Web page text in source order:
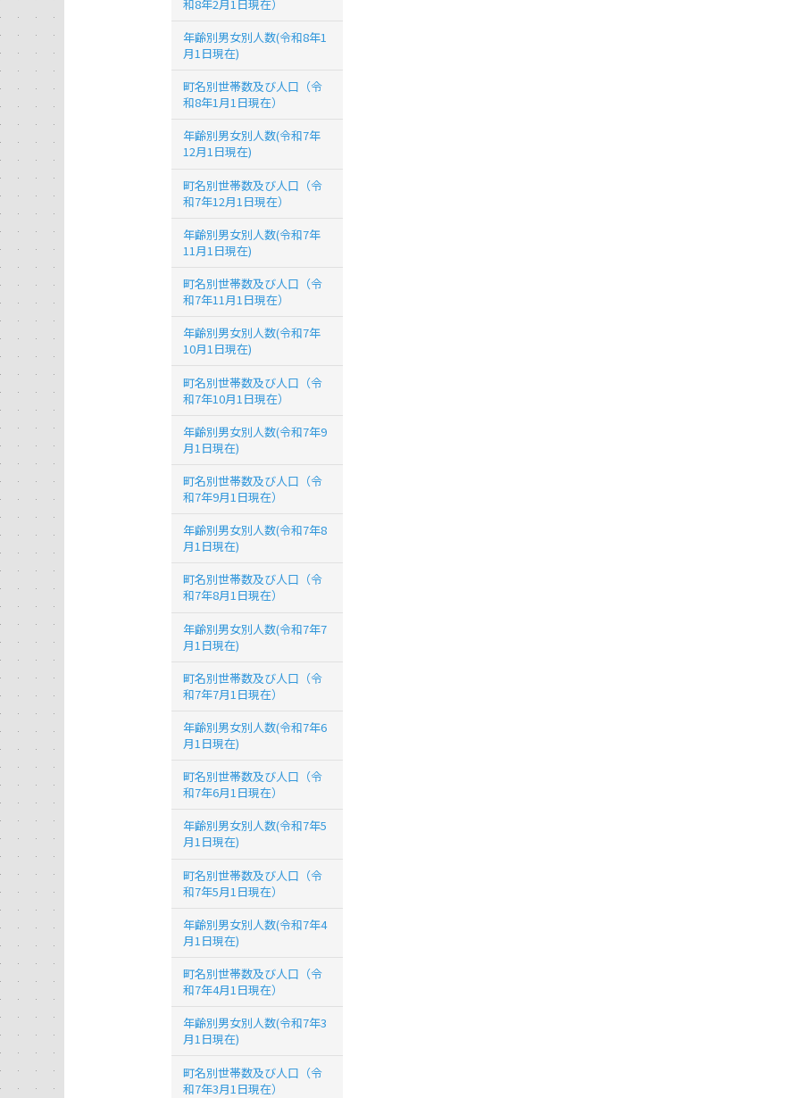
和8年2月1日現在）
年齢別男女別人数(令和8年1
月1日現在)
町名別世帯数及び人口（令
和8年1月1日現在）
年齢別男女別人数(令和7年
12月1日現在)
町名別世帯数及び人口（令
和7年12月1日現在）
年齢別男女別人数(令和7年
11月1日現在)
町名別世帯数及び人口（令
和7年11月1日現在）
年齢別男女別人数(令和7年
10月1日現在)
町名別世帯数及び人口（令
和7年10月1日現在）
年齢別男女別人数(令和7年9
月1日現在)
町名別世帯数及び人口（令
和7年9月1日現在）
年齢別男女別人数(令和7年8
月1日現在)
町名別世帯数及び人口（令
和7年8月1日現在）
年齢別男女別人数(令和7年7
月1日現在)
町名別世帯数及び人口（令
和7年7月1日現在）
年齢別男女別人数(令和7年6
月1日現在)
町名別世帯数及び人口（令
和7年6月1日現在）
年齢別男女別人数(令和7年5
月1日現在)
町名別世帯数及び人口（令
和7年5月1日現在）
年齢別男女別人数(令和7年4
月1日現在)
町名別世帯数及び人口（令
和7年4月1日現在）
年齢別男女別人数(令和7年3
月1日現在)
町名別世帯数及び人口（令
和7年3月1日現在）